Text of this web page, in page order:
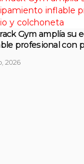
Gym amplía su
profesional con
2026